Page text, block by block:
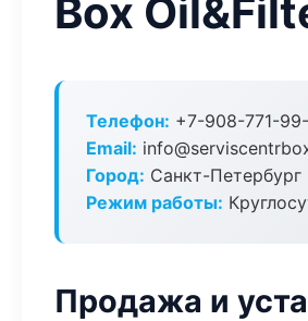
Box
Телефон: +7-908-771-
Email:
Город: Санкт-Петербург
Режим работы:
Продажа и